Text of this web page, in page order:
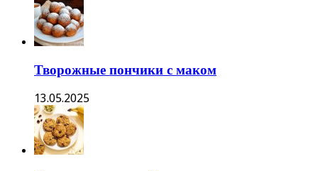
Творожные пончики с маком
13.05.2025